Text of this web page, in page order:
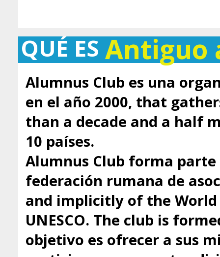
QUÉ ES Antiguo
Alumnus Club es una
en el año 2000, that
than a decade and a half
10 países.
Alumnus Club forma parte
federación rumana de
and implicitly of the
UNESCO. The club is
objetivo es ofrecer a sus